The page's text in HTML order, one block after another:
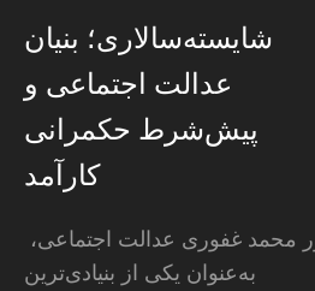
شایسته‌سالاری؛ بنیان
عدالت اجتماعی و
پیش‌شرط حکمرانی
کارآمد
به‌عنوان یکی از بنیادی‌ترین